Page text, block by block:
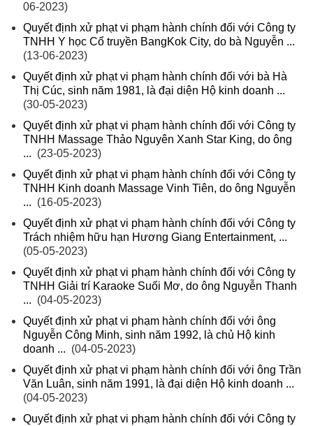
06-2023)
Quyết định xử phạt vi phạm hành chính đối với Công ty
TNHH Y học Cổ truyền BangKok City, do bà Nguyễn ...
(13-06-2023)
Quyết định xử phạt vi phạm hành chính đối với bà Hà
Thị Cúc, sinh năm 1981, là đại diện Hộ kinh doanh ...
(30-05-2023)
Quyết định xử phạt vi phạm hành chính đối với Công ty
TNHH Massage Thảo Nguyên Xanh Star King, do ông
... (23-05-2023)
Quyết định xử phạt vi phạm hành chính đối với Công ty
TNHH Kinh doanh Massage Vinh Tiên, do ông Nguyễn
... (16-05-2023)
Quyết định xử phạt vi phạm hành chính đối với Công ty
Trách nhiệm hữu hạn Hương Giang Entertainment, ...
(05-05-2023)
Quyết định xử phạt vi phạm hành chính đối với Công ty
TNHH Giải trí Karaoke Suối Mơ, do ông Nguyễn Thanh
... (04-05-2023)
Quyết định xử phạt vi phạm hành chính đối với ông
Nguyễn Công Minh, sinh năm 1992, là chủ Hộ kinh
doanh ... (04-05-2023)
Quyết định xử phạt vi phạm hành chính đối với ông Trần
Văn Luân, sinh năm 1991, là đại diện Hộ kinh doanh ...
(04-05-2023)
Quyết định xử phạt vi phạm hành chính đối với Công ty